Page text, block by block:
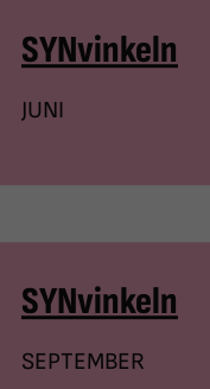
SYNvinkeln
JUNI
SYNvinkeln
SEPTEMBER